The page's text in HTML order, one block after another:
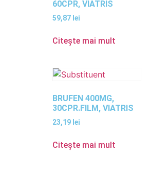
60CPR, VIATRIS
59,87 lei
Citește mai mult
BRUFEN 400MG,
30CPR.FILM, VIATRIS
23,19 lei
Citește mai mult